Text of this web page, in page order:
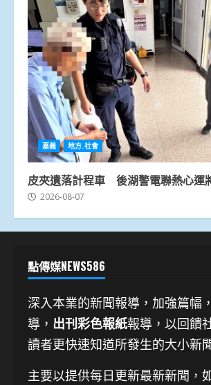
嘉義 地方.社會
皮夾遺落計程車 後湖警電聯熱心運
2026-08-07
點傳媒NEWS586
深入本業的新聞報導，加強篇幅
導， 出刊彩色報紙報導，以回饋
讀者更快速知道所發生的大小新
主要以提供每日更新最新新聞 ，